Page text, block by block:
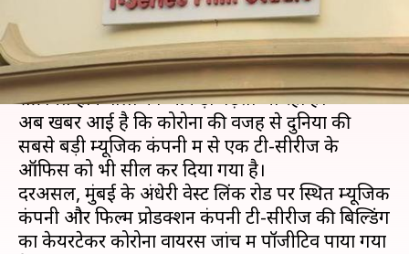
क्या है खबर?
देशभर में लॉकडाउन के बावजूद कोरोना वायरस से
संक्रमित होने वालों का आंकड़ा बढ़ता जा रहा है।
अब खबर आई है कि कोरोना की वजह से दुनिया की
सबसे बड़ी म्यूजिक कंपनी में से एक टी-सीरीज के
ऑफिस को भी सील कर दिया गया है।
दरअसल, मुंबई के अंधेरी वेस्ट लिंक रोड पर स्थित म्यूजिक
कंपनी और फिल्म प्रोडक्शन कंपनी टी-सीरीज की बिल्डिंग
का केयरटेकर कोरोना वायरस जांच में पॉजीटिव पाया गया